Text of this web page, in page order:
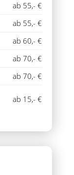
ab 55,- €
ab 55,- €
ab 60,- €
ab 70,- €
ab 70,- €
ab 15,- €